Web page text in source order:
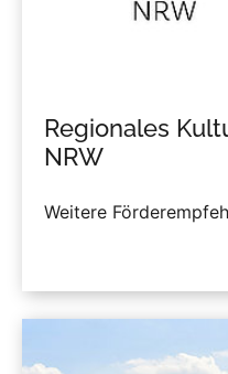
Regionales
NRW
Weitere